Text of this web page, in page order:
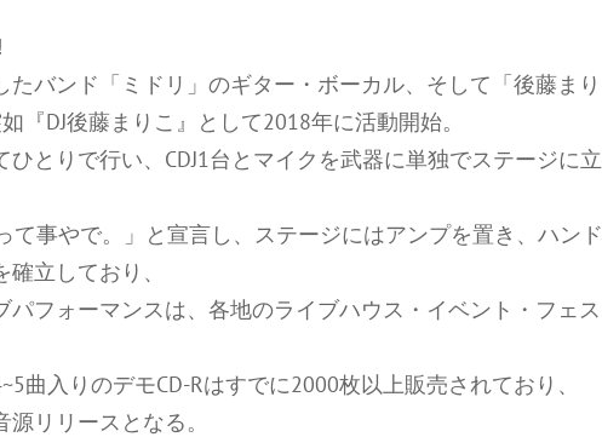
バンド「ミドリ」のギター・ボーカル、そして「後藤まり
『DJ後藤まりこ』として2018年に活動開始。
とりで行い、CDJ1台とマイクを武器に単独でステージに立
って事やで。」と宣言し、ステージにはアンプを置き、ハンド
立しており、
フォーマンスは、各地のライブハウス・イベント・フェス
曲入りのデモCD-Rはすでに2000枚以上販売されており、
リリースとなる。